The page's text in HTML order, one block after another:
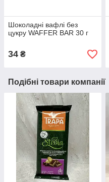
Шоколадні вафлі без
цукру WAFFER BAR 30 г
34 ₴
Подібні товари компанії